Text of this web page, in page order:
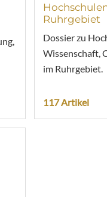
Ruhrgebiet
Dossier zu
Wissenschaft,
im Ruhrgebiet.
117 Artikel